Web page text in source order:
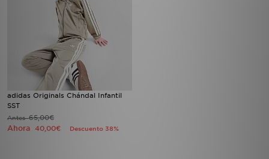
adidas Originals Chándal Infantil
SST
Antes65,00€
Ahora 40,00€ Descuento 38%